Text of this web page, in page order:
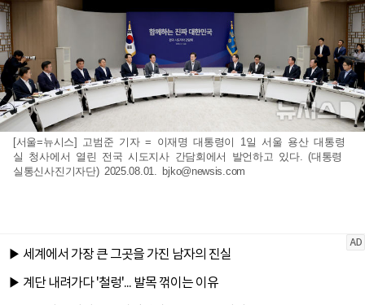
[서울=뉴시스] 고범준 기자 = 이재명 대통령이 1일 서울 용산 대통령
실 청사에서 열린 전국 시도지사 간담회에서 발언하고 있다. (대통령
실통신사진기자단) 2025.08.01. bjko@newsis.com